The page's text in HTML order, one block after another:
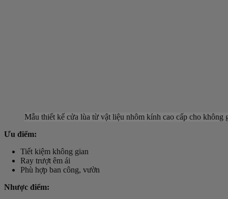
Mẫu thiết kế cửa lùa từ vật liệu nhôm kính cao cấp cho không
Ưu điểm:
Tiết kiệm không gian
Ray trượt êm ái
Phù hợp ban công, vườn
Nhược điểm: